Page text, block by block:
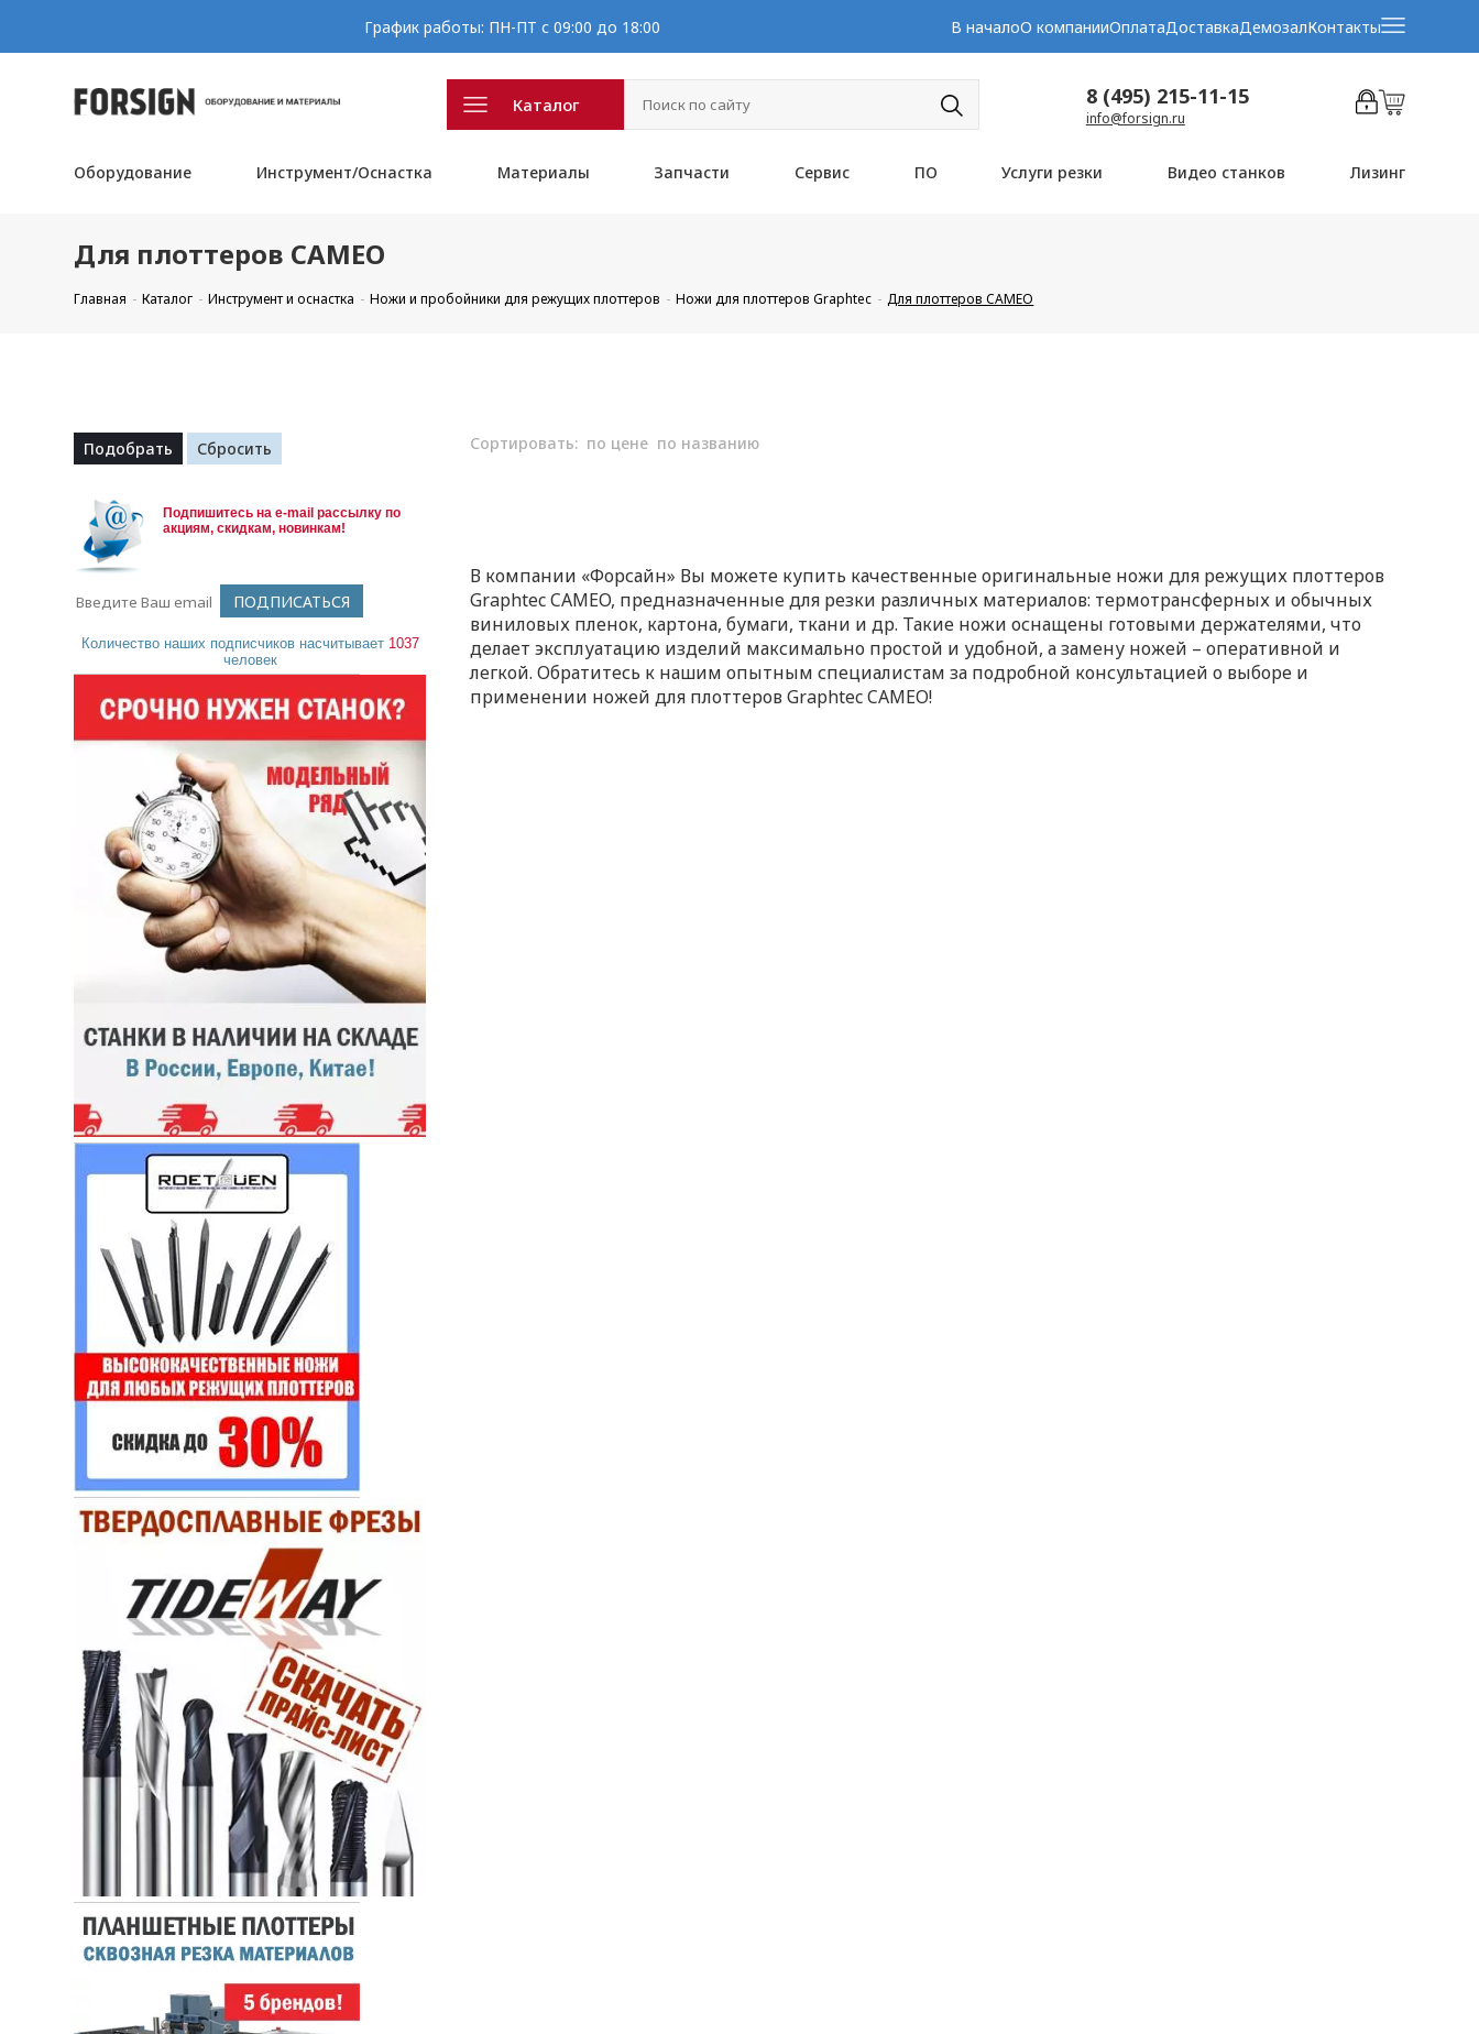
График работы: ПН-ПТ с 09:00 до 18:00 В началоО компанииОплатаДоставкаДемозалКонтакты
Каталог 8 (495) 215-11-15
info@forsign.ru
Оборудование Инструмент/Оснастка Материалы Запчасти Сервис ПО Услуги резки Видео станков Лизинг
Для плоттеров CAMEO
Главная Каталог Инструмент и оснастка Ножи и пробойники для режущих плоттеров Ножи для плоттеров Graphtec Для плоттеров CAMEO
Подпишитесь на e-mail рассылку по
акциям, скидкам, новинкам!
Количество наших подписчиков насчитывает 1037
человек
Сортировать: по цене по названию
В компании «Форсайн» Вы можете купить качественные оригинальные ножи для режущих плоттеров
Graphtec CAMEO, предназначенные для резки различных материалов: термотрансферных и обычных
виниловых пленок, картона, бумаги, ткани и др. Такие ножи оснащены готовыми держателями, что
делает эксплуатацию изделий максимально простой и удобной, а замену ножей – оперативной и
легкой. Обратитесь к нашим опытным специалистам за подробной консультацией о выборе и
применении ножей для плоттеров Graphtec CAMEO!